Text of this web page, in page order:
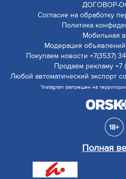
ДОГОВОР-
Согласие на обработку
Политика
Мобильная
Модерация объявлений
Покупаем новости +7(3537)
Продаём рекламу +7
Любой автоматический экспорт
*Instagram (запрещен на
Полная